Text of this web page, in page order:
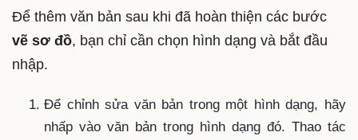
Để thêm văn bản sau khi đã hoàn thiện các bước
vẽ sơ đồ, bạn chỉ cần chọn hình dạng và bắt đầu
nhập.
Để chỉnh sửa văn bản trong một hình dạng, hãy
nhấp vào văn bản trong hình dạng đó. Thao tác